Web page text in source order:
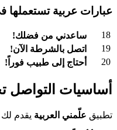
عبارات عربية تستعملها
18 ساعدني من فضلك!
19
اتصل بالشرطة الآن!
20
أحتاج إلى طبيب فوراً!
أساسيات التواصل
تطبيق علّمني العربية يقدم